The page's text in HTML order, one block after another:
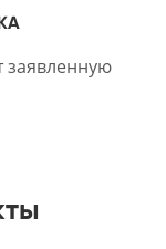
заявленную